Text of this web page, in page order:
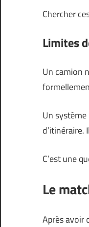
Chercher
Limites
Un camion
Un
d’itinéraire.
C’est une
Le
Après avoir